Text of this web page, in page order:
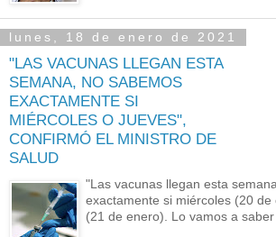
lunes, 18 de enero de 2021
"LAS VACUNAS LLEGAN ESTA
SEMANA, NO SABEMOS
EXACTAMENTE SI
MIÉRCOLES O JUEVES",
CONFIRMÓ EL MINISTRO DE
SALUD
"Las vacunas llegan esta
exactamente si miércoles (20
(21 de enero). Lo vamos a saber